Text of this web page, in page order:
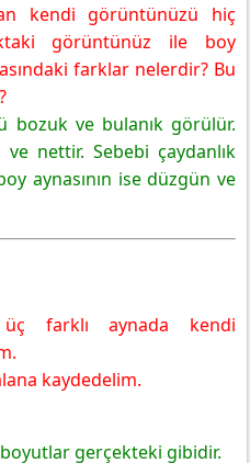
Sayfa 155 Cevapları
Sayfa 156 Cevapları
Sayfa 161 Cevapları
kendi görüntünüzü hiç
görüntünüz ile boy
farklar nelerdir? Bu
bozuk ve bulanık görülür.
nettir. Sebebi çaydanlık
aynasının ise düzgün ve
üç farklı aynada kendi
kaydedelim.
gerçekteki gibidir.